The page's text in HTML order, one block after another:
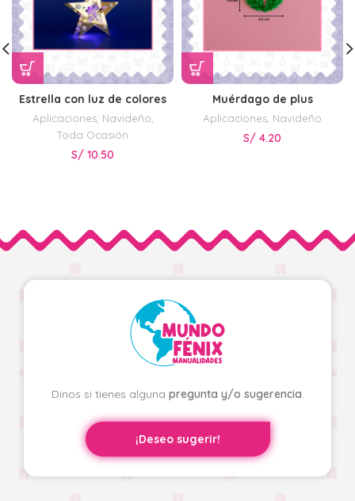
Estrella con luz de colores
Aplicaciones, Navideño,
Toda Ocasión
S/ 10.50
Muérdago de plus
Aplicaciones, Navideño
S/ 4.20
Dinos si tienes alguna pregunta y/o sugerencia.
¡Deseo sugerir!